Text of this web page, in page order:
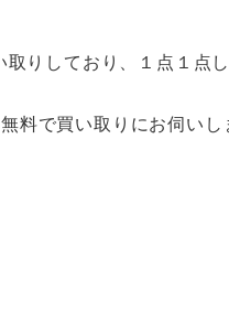
りしており、１点１点
で買い取りにお伺い